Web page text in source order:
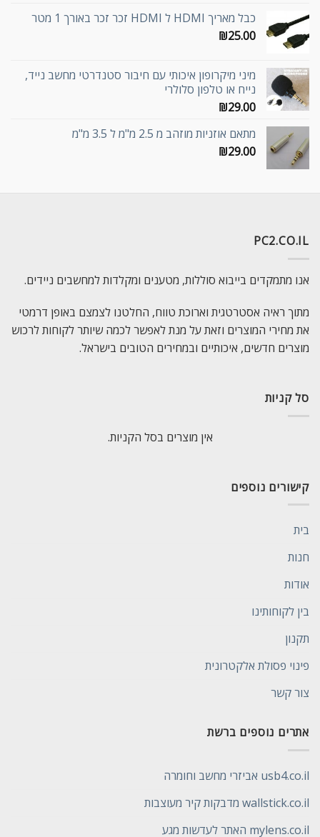
כבל מאריך HDMI ל HDMI זכר זכר באורך 1 מטר
₪25.00
מיני מיקרופון איכותי עם חיבור סטנדרטי מחשב נייד,
נייח או טלפון סלולרי
₪29.00
מתאם אוזניות מוזהב מ 2.5 מ"מ ל 3.5 מ"מ
₪29.00
PC2.CO.IL
אנו מתמקדים בייבוא סוללות, מטענים ומקלדות למחשבים ניידים.
מתוך ראיה אסטרטגית וארוכת טווח, החלטנו לצמצם באופן דרמטי
את מחירי המוצרים וזאת על מנת לאפשר לכמה שיותר לקוחות לרכוש
מוצרים חדשים, איכותיים ובמחירים הטובים בישראל.
סל קניות
אין מוצרים בסל הקניות.
קישורים נוספים
בית
חנות
אודות
בין לקוחותינו
תקנון
פינוי פסולת אלקטרונית
צור קשר
אתרים נוספים ברשת
usb4.co.il אביזרי מחשב וחומרה
wallstick.co.il מדבקות קיר מעוצבות
mylens.co.il האתר לעדשות מגע